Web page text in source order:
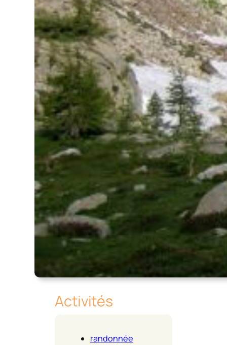
Activités
randonnée